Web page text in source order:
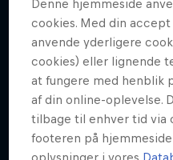
Denne hjemmeside
cookies. Med din
anvende yderligere
cookies) eller lignende
at fungere med henblik
af din online-oplevelse.
tilbage til enhver tid via
footeren på
oplysninger i vores